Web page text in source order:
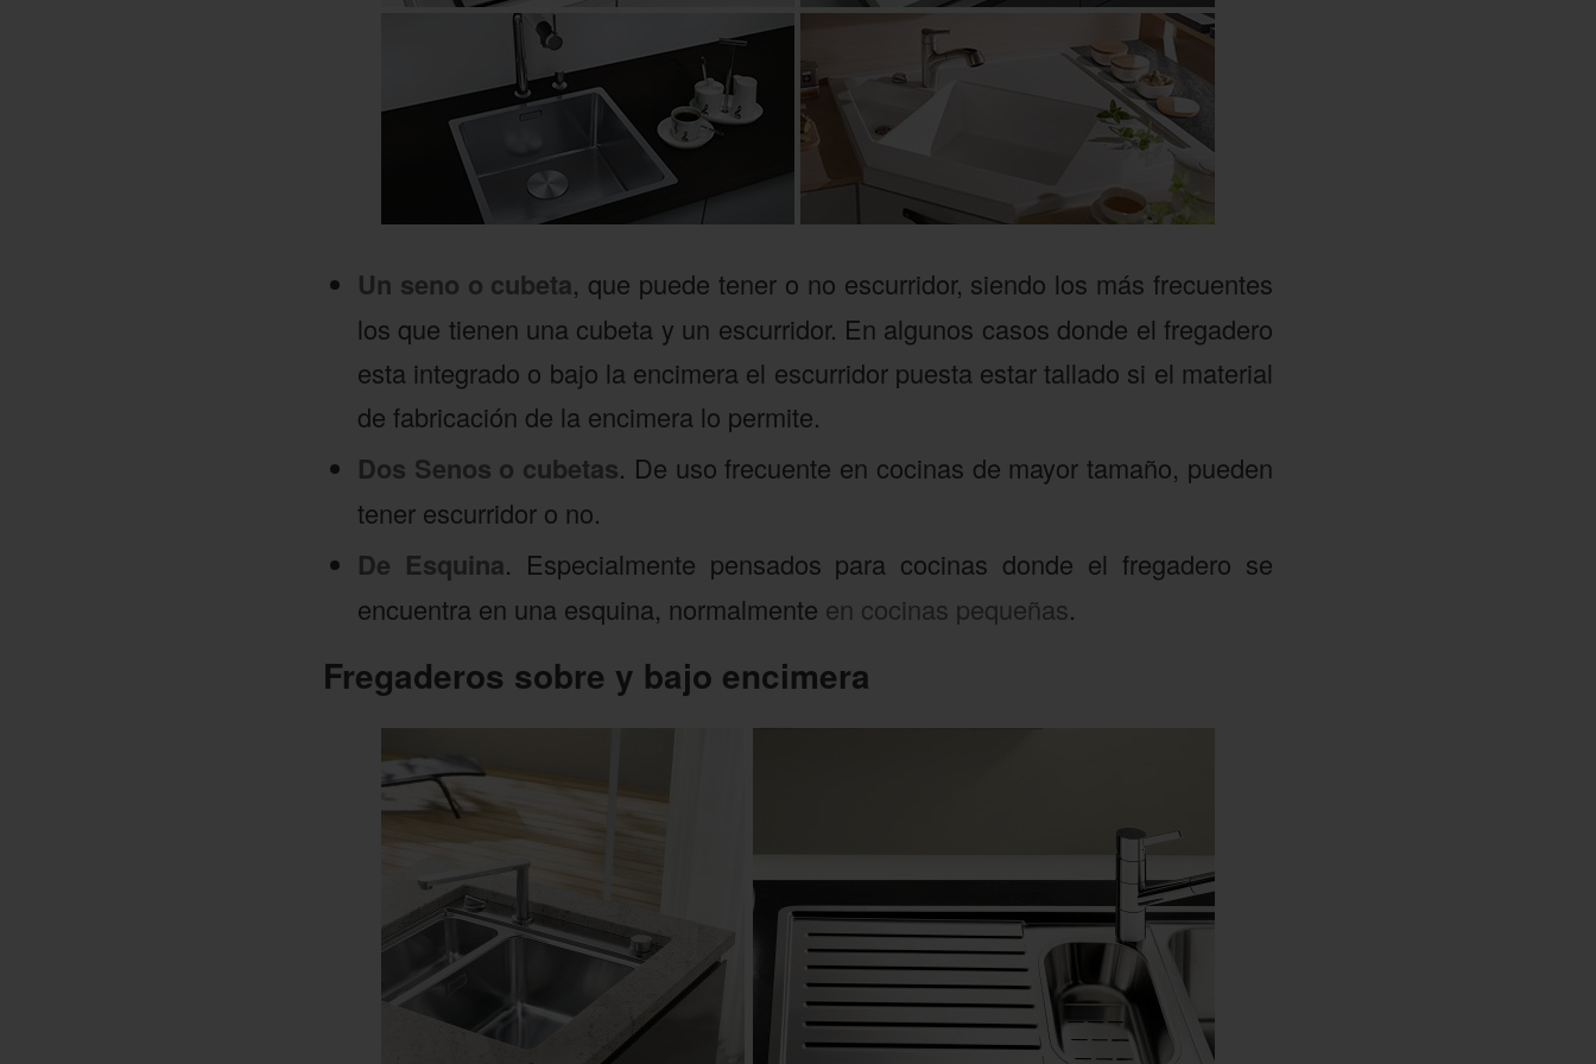
Un seno o cubeta, que puede tener o no escurridor, siendo los más frecuentes
los que tienen una cubeta y un escurridor. En algunos casos donde el fregadero
esta integrado o bajo la encimera el escurridor puesta estar tallado si el material
de fabricación de la encimera lo permite.
Dos Senos o cubetas. De uso frecuente en cocinas de mayor tamaño, pueden
tener escurridor o no.
De Esquina. Especialmente pensados para cocinas donde el fregadero se
encuentra en una esquina, normalmente en cocinas pequeñas.
Fregaderos sobre y bajo encimera